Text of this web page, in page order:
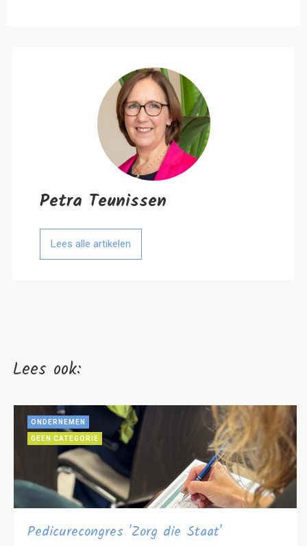
Petra Teunissen
Lees alle artikelen
Lees ook:
ONDERNEMEN
GEEN CATEGORIE
Pedicurecongres 'Zorg die Staat'